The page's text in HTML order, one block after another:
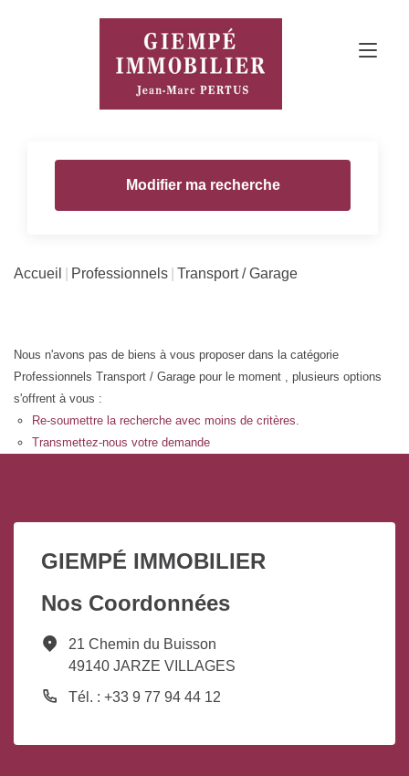
Modifier ma recherche
Accueil Professionnels Transport / Garage
Nous n'avons pas de biens à vous proposer dans la catégorie
Professionnels Transport / Garage pour le moment , plusieurs options
s'offrent à vous :
Re-soumettre la recherche avec moins de critères.
Transmettez-nous votre demande
GIEMPÉ IMMOBILIER
Nos Coordonnées
21 Chemin du Buisson
49140 JARZE VILLAGES
Tél. : +33 9 77 94 44 12